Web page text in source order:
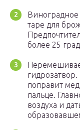
таре для
более 25
гидрозатвор.
поправит
пальце.
воздуха и